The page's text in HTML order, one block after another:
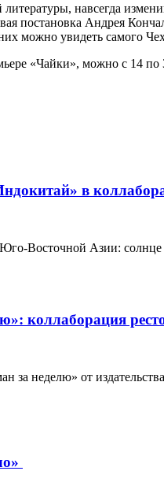
навсегда
постановка Андрея
можно увидеть самого
«Чайки», можно с 14 по
в
Восточной Азии:
коллаборация
неделю» от